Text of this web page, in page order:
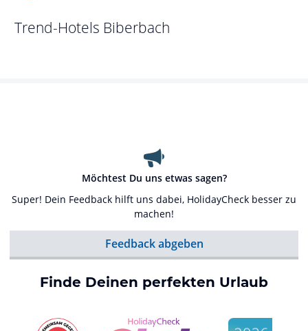
Trend-Hotels Biberbach
Möchtest Du uns etwas sagen?
Super! Dein Feedback hilft uns dabei, HolidayCheck besser zu
machen!
Feedback abgeben
Finde Deinen perfekten Urlaub